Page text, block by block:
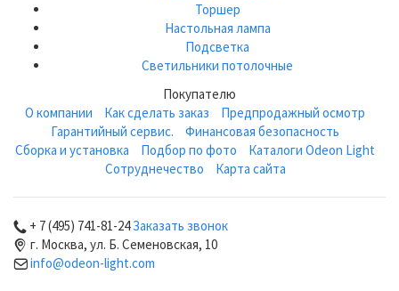
Торшер
Настольная лампа
Подсветка
Светильники потолочные
Покупателю
О компании
Как сделать заказ
Предпродажный осмотр
Гарантийный сервис.
Финансовая безопасность
Сборка и установка
Подбор по фото
Каталоги Odeon Light
Сотруднечество
Карта сайта
+ 7 (495) 741-81-24Заказать звонок
г. Москва, ул. Б. Семеновская, 10
info@odeon-light.com